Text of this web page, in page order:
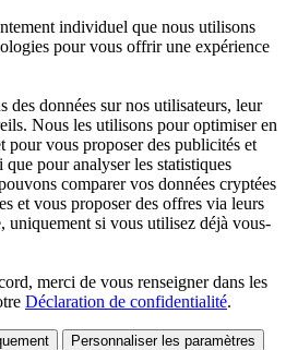
individuel que nous utilisons
pour vous offrir une expérience
des données sur nos utilisateurs, leur
Nous les utilisons pour optimiser en
pour vous proposer des publicités et
pour analyser les statistiques
comparer vos données cryptées
et vous proposer des offres via leurs
uniquement si vous utilisez déjà vous-
merci de vous renseigner dans les
Déclaration de confidentialité.
Personnaliser les paramètres